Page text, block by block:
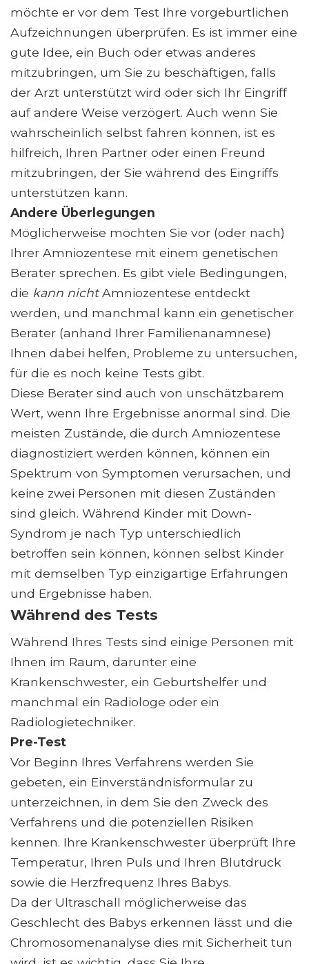
möchte er vor dem Test Ihre vorgeburtlichen
Aufzeichnungen überprüfen. Es ist immer eine
gute Idee, ein Buch oder etwas anderes
mitzubringen, um Sie zu beschäftigen, falls
der Arzt unterstützt wird oder sich Ihr Eingriff
auf andere Weise verzögert. Auch wenn Sie
wahrscheinlich selbst fahren können, ist es
hilfreich, Ihren Partner oder einen Freund
mitzubringen, der Sie während des Eingriffs
unterstützen kann.
Andere Überlegungen
Möglicherweise möchten Sie vor (oder nach)
Ihrer Amniozentese mit einem genetischen
Berater sprechen. Es gibt viele Bedingungen,
die kann nichtAmniozentese entdeckt
werden, und manchmal kann ein genetischer
Berater (anhand Ihrer Familienanamnese)
Ihnen dabei helfen, Probleme zu untersuchen,
für die es noch keine Tests gibt.
Diese Berater sind auch von unschätzbarem
Wert, wenn Ihre Ergebnisse anormal sind. Die
meisten Zustände, die durch Amniozentese
diagnostiziert werden können, können ein
Spektrum von Symptomen verursachen, und
keine zwei Personen mit diesen Zuständen
sind gleich. Während Kinder mit Down-
Syndrom je nach Typ unterschiedlich
betroffen sein können, können selbst Kinder
mit demselben Typ einzigartige Erfahrungen
und Ergebnisse haben.
Während des Tests
Während Ihres Tests sind einige Personen mit
Ihnen im Raum, darunter eine
Krankenschwester, ein Geburtshelfer und
manchmal ein Radiologe oder ein
Radiologietechniker.
Pre-Test
Vor Beginn Ihres Verfahrens werden Sie
gebeten, ein Einverständnisformular zu
unterzeichnen, in dem Sie den Zweck des
Verfahrens und die potenziellen Risiken
kennen. Ihre Krankenschwester überprüft Ihre
Temperatur, Ihren Puls und Ihren Blutdruck
sowie die Herzfrequenz Ihres Babys.
Da der Ultraschall möglicherweise das
Geschlecht des Babys erkennen lässt und die
Chromosomenanalyse dies mit Sicherheit tun